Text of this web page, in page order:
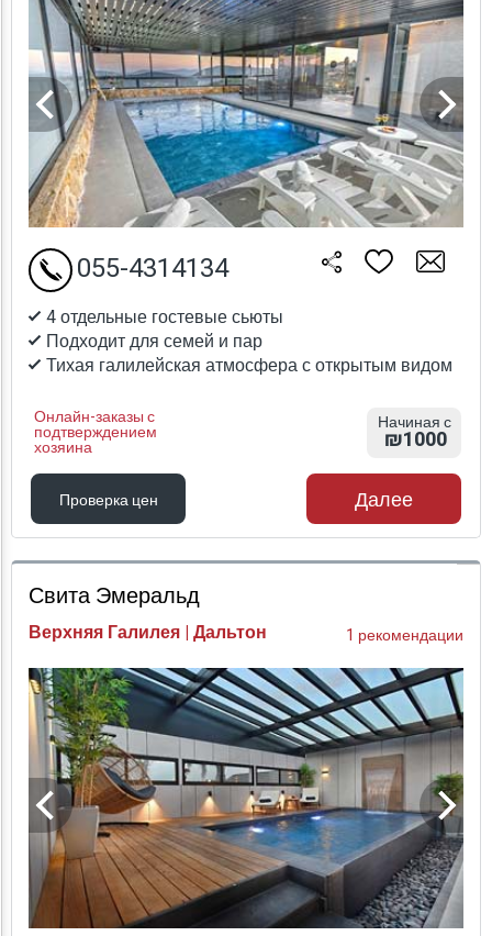
4 отдельные гостевые сьюты
Подходит для семей и пар
Тихая галилейская атмосфера с открытым видом
Онлайн-заказы с
подтверждением
хозяина
055-4314134
Начиная с
₪1000
Проверка цен
Проверка цен
Далее
Свита Эмеральд
Верхняя Галилея | Дальтон 1 рекомендации